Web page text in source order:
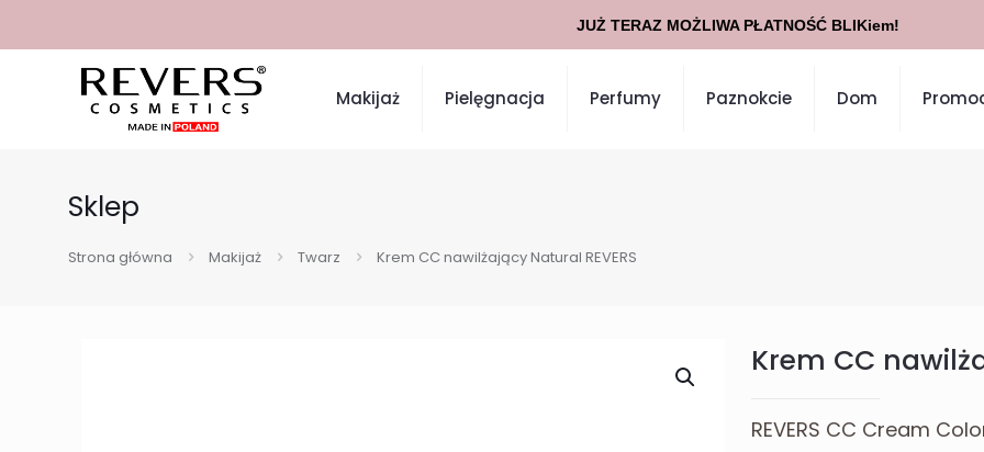
Makijaż Pielęgnacja Perfumy Paznokcie Dom
Sklep
Strona główna Makijaż Twarz Krem CC nawilżający Natural REVERS
Krem CC
REVERS CC Cream
JUŻ TERAZ MOŻLIWA PŁATNOŚĆ BLIKiem!